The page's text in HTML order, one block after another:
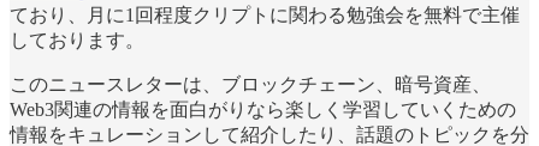
ており、月に1回程度クリプトに関わる勉強会を無料で主催
しております。
このニュースレターは、ブロックチェーン、暗号資産、
Web3関連の情報を面白がりなら楽しく学習していくための
情報をキュレーションして紹介したり、話題のトピックを分